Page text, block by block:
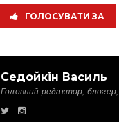
ГОЛОСУВАТИ ЗА
Седойкін Василь
Головний редактор,